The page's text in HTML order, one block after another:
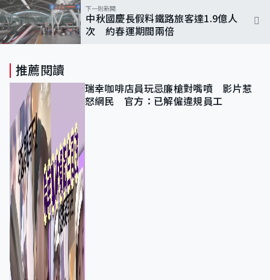
下一則新聞
中秋國慶長假料鐵路旅客達1.9億人
次 約春運期間兩倍
推薦閱讀
瑞幸咖啡店員玩忌廉槍對嘴噴 影片惹
怒網民 官方：已解僱違規員工